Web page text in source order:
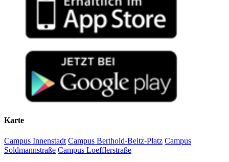
Karte
Campus Innenstadt Campus Berthold-Beitz-Platz Campus
Soldmannstraße Campus Loefflerstraße